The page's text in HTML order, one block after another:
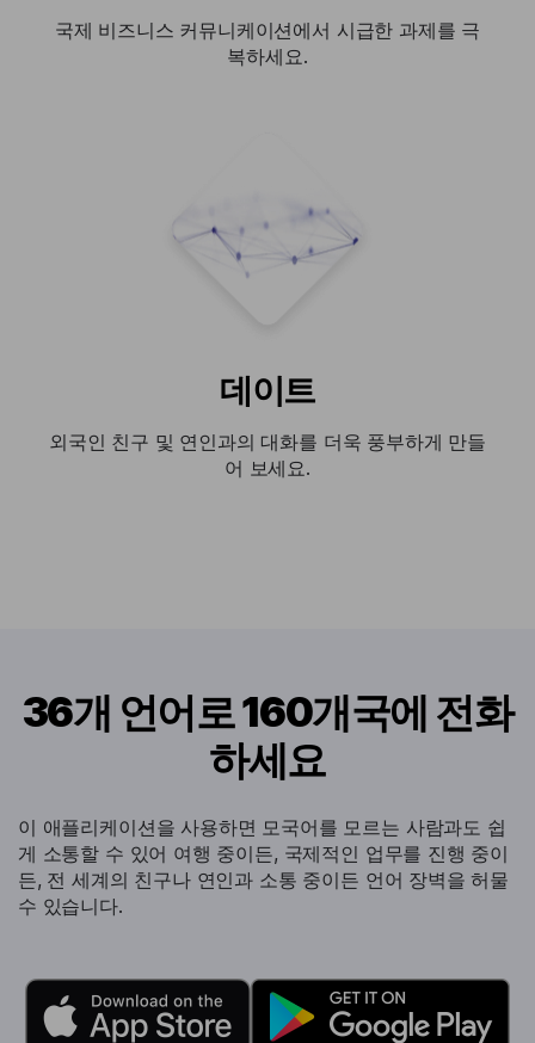
국제 비즈니스 커뮤니케이션에서 시급한 과제를 극
복하세요.
데이트
외국인 친구 및 연인과의 대화를 더욱 풍부하게 만들
어 보세요.
36개 언어로 160개국에 전화
하세요
이 애플리케이션을 사용하면 모국어를 모르는 사람과도 쉽
게 소통할 수 있어 여행 중이든, 국제적인 업무를 진행 중이
든, 전 세계의 친구나 연인과 소통 중이든 언어 장벽을 허물
수 있습니다.